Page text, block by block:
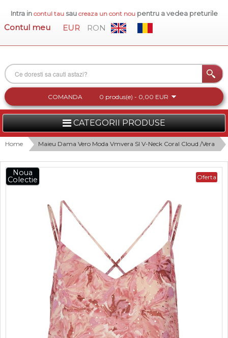
Intra in contul tausau creaza un cont nou pentru a vedea preturile
Contul meu EUR RON
COMANDA 0 produs(e) - 0,00 EUR
CATEGORII PRODUSE
FEMEI
BARBATI
INCALTAMINTE DAMA
ACCESORII DAMA
COLECTIA NOUA
INFORMATII
Home Maieu Dama Vero Moda Vmvera Sl V-Neck Coral Cloud /Vera
Oferta
Noua
Colectie